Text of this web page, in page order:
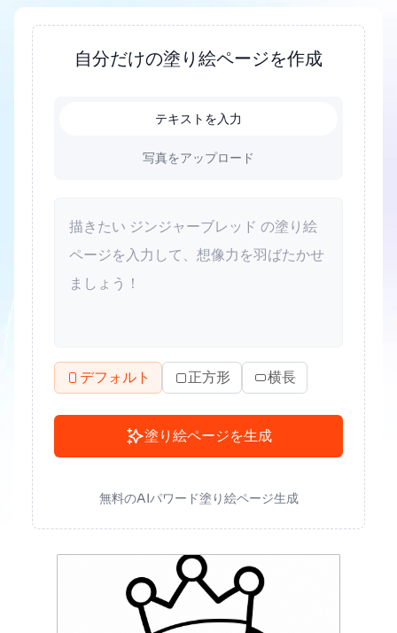
自分だけの塗り絵ページを作成
テキストを入力
写真をアップロード
デフォルト 正方形 横長
塗り絵ページを生成
無料のAIパワード塗り絵ページ生成